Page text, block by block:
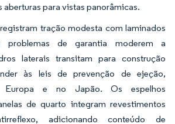
aberturas para vistas panorâmicas.
tração modesta com laminados
problemas de garantia moderem a
laterais transitam para construção
às leis de prevenção de ejeção,
Europa e no Japão. Os espelhos
de quarto integram revestimentos
adicionando conteúdo de